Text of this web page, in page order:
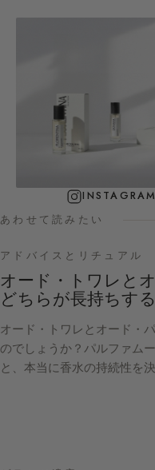
あわせて読みたい
アドバイスとリチュアル
オード・トワレと
どちらが長持ちす
オード・トワレとオード・
のでしょうか？パルファム
と、本当に香水の持続性を